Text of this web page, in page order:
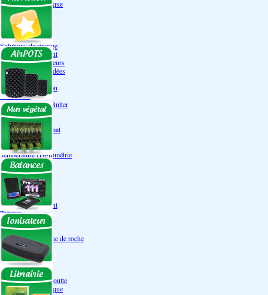
Engrais hydroponique
Engrais-Coco
Boosters
Engrais Pack
Enzymes
Solutions de rinçage
Promotion Discount
Accessoires et doseurs
Engrais pour orchidées
Correcteurs PH
Extraction/Intraction
Ventilation
Ioniseur d'air -AirBulter
Filtre anti-odeur
Diffusion CO²
Contrôleurs de climat
Silencieux
Gaines
Température Hygrométrie
Humidificateurs
Accessoires
Pots - Substrats
Soucoupe
Air Pots originaux
Promotion Discount
Terraux
Autres substrats
Fibre Coco
Billes d'argile- Laine de roche
Irrigation
Orchidées
Système NFT
Ultraponie
Système goutte à goutte
Système Aéroponique